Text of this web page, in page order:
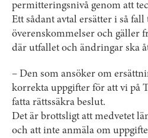
permitteringsnivå genom att
Ett sådant avtal ersätter i så fall
överenskommelser och gäller
där utfallet och ändringar ska
– Den som ansöker om
korrekta uppgifter för att vi på
fatta rättssäkra beslut.
Det är brottsligt att medvetet
och att inte anmäla om